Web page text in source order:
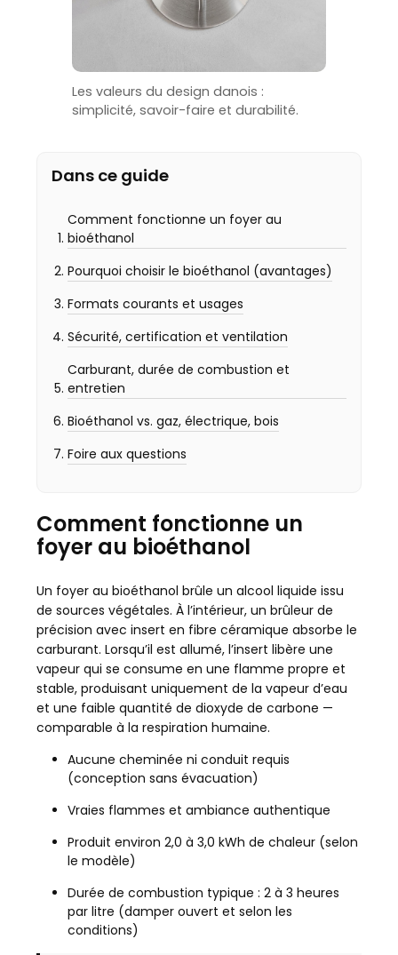
Les valeurs du design danois :
simplicité, savoir-faire et durabilité.
Dans ce guide
Comment fonctionne un foyer au
bioéthanol
Pourquoi choisir le bioéthanol (avantages)
Formats courants et usages
Sécurité, certification et ventilation
Carburant, durée de combustion et
entretien
Bioéthanol vs. gaz, électrique, bois
Foire aux questions
Comment fonctionne un
foyer au bioéthanol
Un foyer au bioéthanol brûle un alcool liquide issu
de sources végétales. À l’intérieur, un brûleur de
précision avec insert en fibre céramique absorbe le
carburant. Lorsqu’il est allumé, l’insert libère une
vapeur qui se consume en une flamme propre et
stable, produisant uniquement de la vapeur d’eau
et une faible quantité de dioxyde de carbone —
comparable à la respiration humaine.
Aucune cheminée ni conduit requis
(conception sans évacuation)
Vraies flammes et ambiance authentique
Produit environ 2,0 à 3,0 kWh de chaleur (selon
le modèle)
Durée de combustion typique : 2 à 3 heures
par litre (damper ouvert et selon les
conditions)